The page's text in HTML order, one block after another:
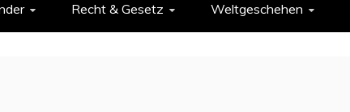
Recht & Gesetz Weltgeschehen